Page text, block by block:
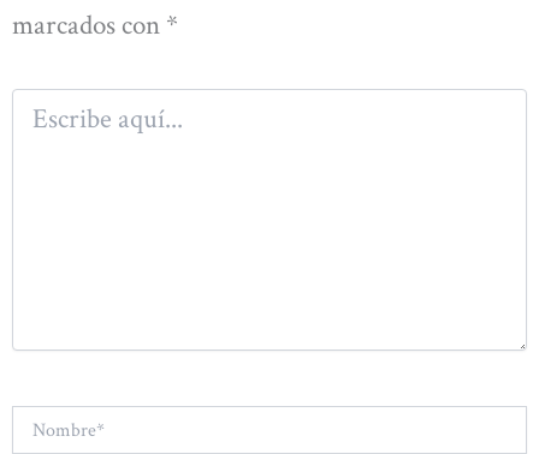
marcados con *
Escribe
aquí...